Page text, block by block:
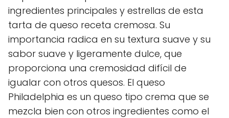
ingredientes principales y estrellas de esta
tarta de queso receta cremosa. Su
importancia radica en su textura suave y su
sabor suave y ligeramente dulce, que
proporciona una cremosidad difícil de
igualar con otros quesos. El queso
Philadelphia es un queso tipo crema que se
mezcla bien con otros ingredientes como el